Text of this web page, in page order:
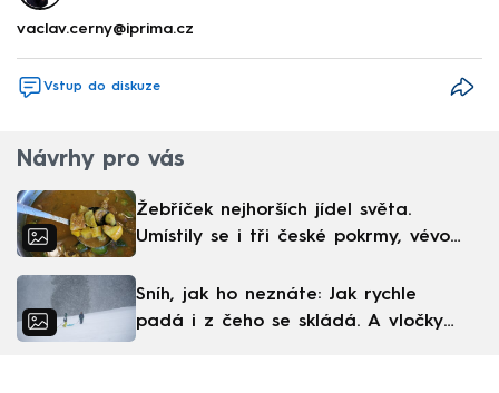
vaclav.cerny@iprima.cz
Vstup do diskuze
Návrhy pro vás
Žebříček nejhorších jídel světa.
Umístily se i tři české pokrmy, vévodí
Sníh, jak ho neznáte: Jak rychle
padá i z čeho se skládá. A vločky